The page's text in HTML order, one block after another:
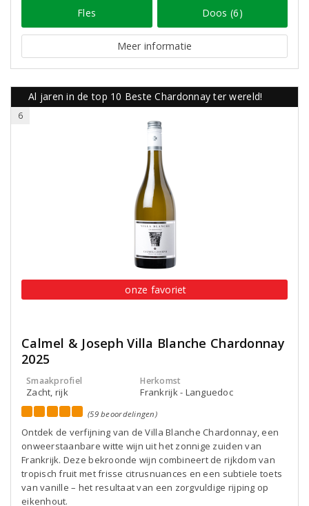
Fles Doos (6)
Meer informatie
Al jaren in de top 10 Beste Chardonnay ter wereld!
6
onze favoriet
Calmel & Joseph Villa Blanche Chardonnay
2025
Smaakprofiel
Zacht, rijk
Herkomst
Frankrijk - Languedoc
(59 beoordelingen)
Ontdek de verfijning van de Villa Blanche Chardonnay, een
onweerstaanbare witte wijn uit het zonnige zuiden van
Frankrijk. Deze bekroonde wijn combineert de rijkdom van
tropisch fruit met frisse citrusnuances en een subtiele toets
van vanille – het resultaat van een zorgvuldige rijping op
eikenhout.